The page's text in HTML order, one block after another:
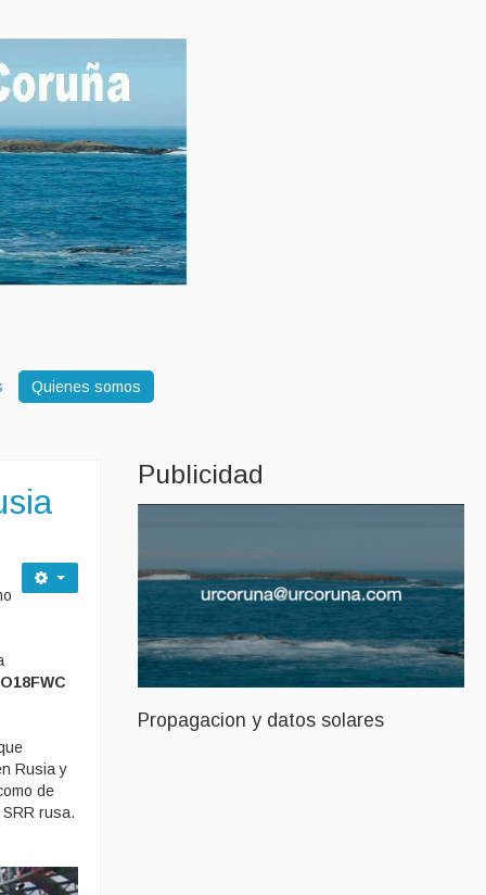
Quienes somos
Rusia y
de
rusa.
Publicidad
Propagacion y datos solares